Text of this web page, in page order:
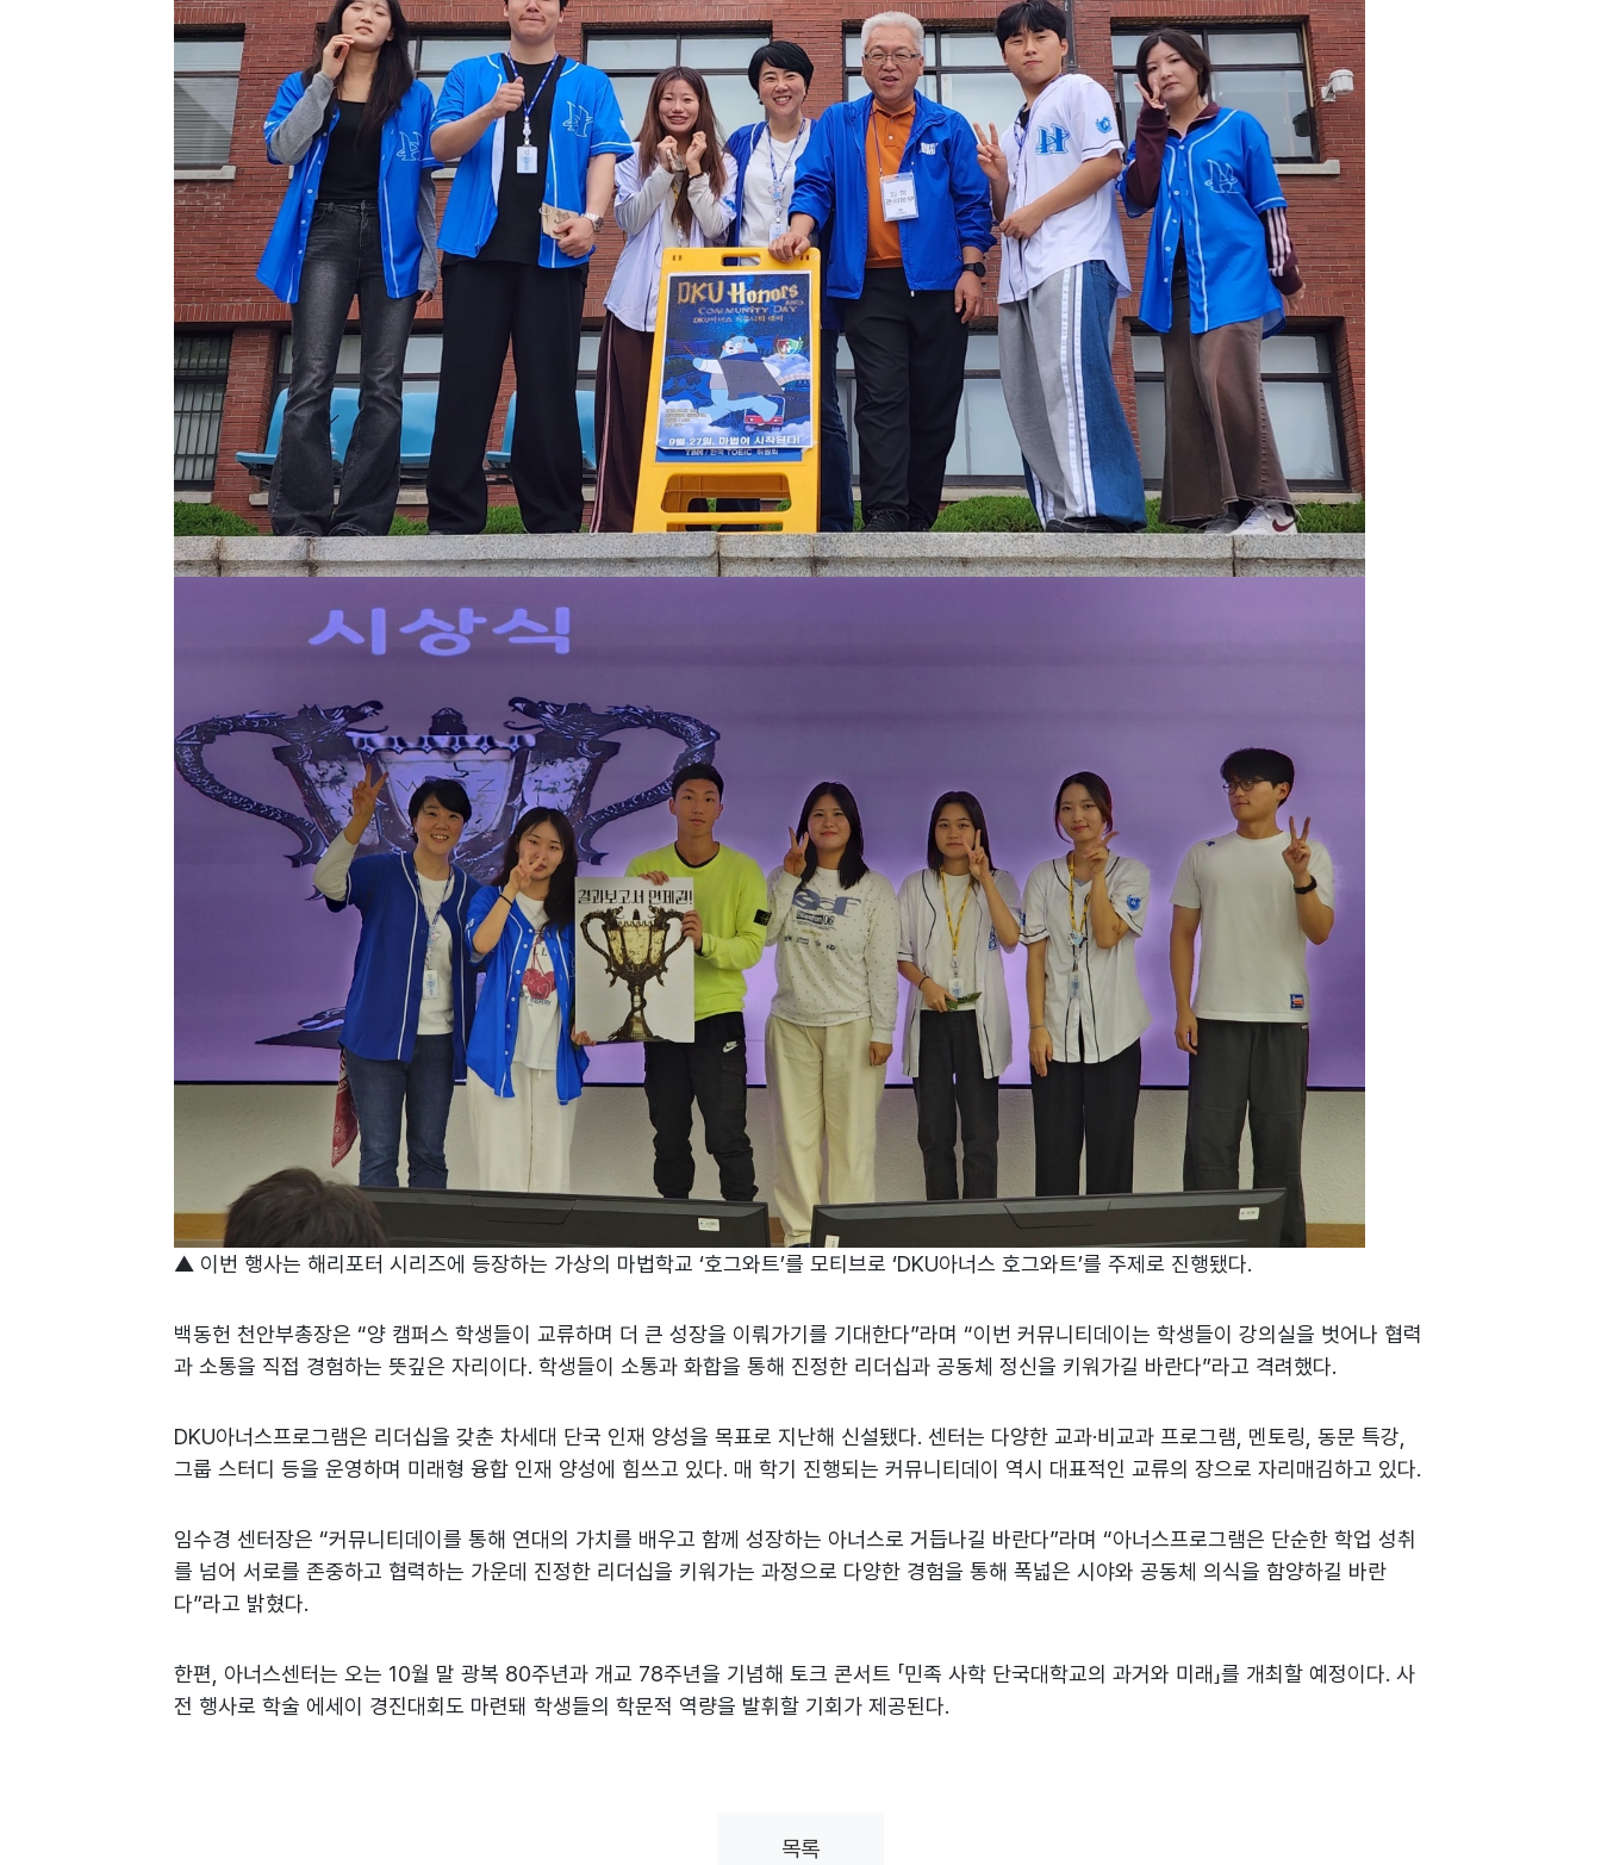
▲ 이번 행사는 해리포터 시리즈에 등장하는 가상의 마법학교 ‘호그와트’를 모티브로 ‘DKU아너스 호그와트’를 주제로 진행됐다.
백동헌 천안부총장은 “양 캠퍼스 학생들이 교류하며 더 큰 성장을 이뤄가기를 기대한다”라며 “이번 커뮤니티데이는 학생들이 강의실을 벗어나 협력
과 소통을 직접 경험하는 뜻깊은 자리이다. 학생들이 소통과 화합을 통해 진정한 리더십과 공동체 정신을 키워가길 바란다”라고 격려했다.
DKU아너스프로그램은 리더십을 갖춘 차세대 단국 인재 양성을 목표로 지난해 신설됐다. 센터는 다양한 교과·비교과 프로그램, 멘토링, 동문 특강,
그룹 스터디 등을 운영하며 미래형 융합 인재 양성에 힘쓰고 있다. 매 학기 진행되는 커뮤니티데이 역시 대표적인 교류의 장으로 자리매김하고 있다.
임수경 센터장은 “커뮤니티데이를 통해 연대의 가치를 배우고 함께 성장하는 아너스로 거듭나길 바란다”라며 “아너스프로그램은 단순한 학업 성취
를 넘어 서로를 존중하고 협력하는 가운데 진정한 리더십을 키워가는 과정으로 다양한 경험을 통해 폭넓은 시야와 공동체 의식을 함양하길 바란
다”라고 밝혔다.
한편, 아너스센터는 오는 10월 말 광복 80주년과 개교 78주년을 기념해 토크 콘서트 「민족 사학 단국대학교의 과거와 미래」를 개최할 예정이다. 사
전 행사로 학술 에세이 경진대회도 마련돼 학생들의 학문적 역량을 발휘할 기회가 제공된다.
목록